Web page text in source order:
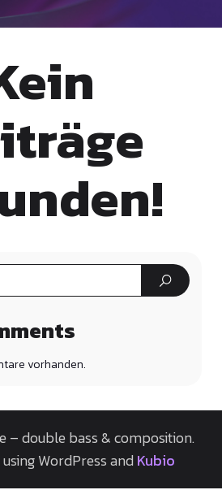
vorhanden.
– double bass & composition.
WordPress andKubio